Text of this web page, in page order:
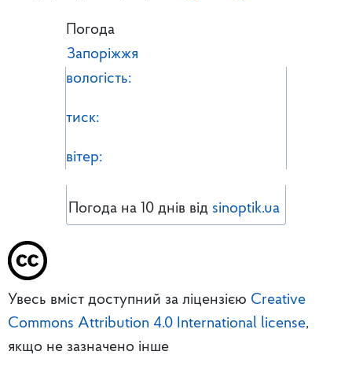
Погода
Запоріжжя
вологість:
тиск:
вітер:
Погода на 10 днів від sinoptik.ua
Увесь вміст доступний за ліцензією Creative
Commons Attribution 4.0 International license,
якщо не зазначено інше